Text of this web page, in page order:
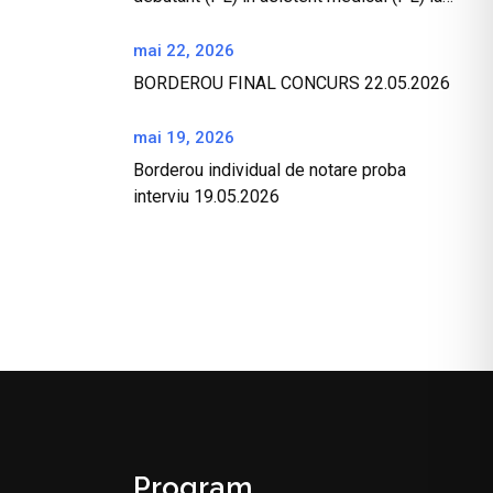
mai 22, 2026
BORDEROU FINAL CONCURS 22.05.2026
mai 19, 2026
Borderou individual de notare proba
interviu 19.05.2026